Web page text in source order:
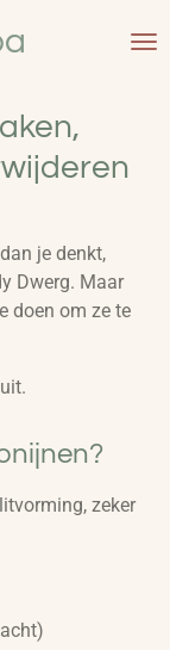
je denkt,
Dwerg. Maar
doen om ze te
zeker